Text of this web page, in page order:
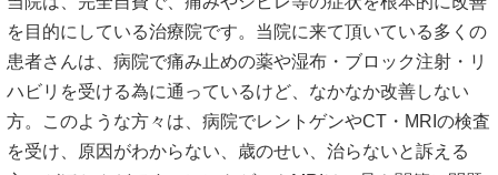
を目的にしている治療院です。当院に来て頂いている多くの
患者さんは、病院で痛み止めの薬や湿布・ブロック注射・リ
ハビリを受ける為に通っているけど、なかなか改善しない
方。このような方々は、病院でレントゲンやCT・MRIの検査
を受け、原因がわからない、歳のせい、治らないと訴える